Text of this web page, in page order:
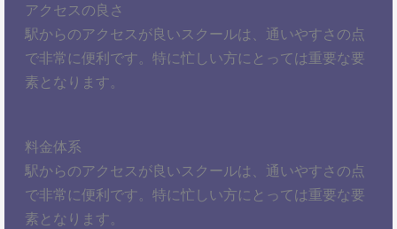
アクセスの良さ
駅からのアクセスが良いスクールは、通いやすさの点
で非常に便利です。特に忙しい方にとっては重要な要
素となります。
料金体系
駅からのアクセスが良いスクールは、通いやすさの点
で非常に便利です。特に忙しい方にとっては重要な要
素となります。